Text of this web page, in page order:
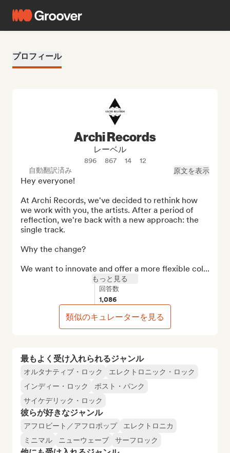
プロフィール
最もよく受け入れられるジャンル
オルタナティブ・ロック
エレクトロニック・ロック
インディー・ロック
ポスト・パンク
サイケデリック・ロック
彼らが好きなジャンル
アフロビート／アフロポップ
エレクトロニカ
ミニマル
ニューウェーブ サーフロック
Archi Records
レーベル
896 867 14
12
自動翻訳済み
原文を表示
Hey everyone!
At Archi Records, we've decided to rethink how
we work with you, the artists. After a period of
reflection, we're back with a new approach: the
single track.
Why the change?
We want to innovate and offer a more flexible col...
もっと見る
回答数
1,086
類似のキュレーターを見る